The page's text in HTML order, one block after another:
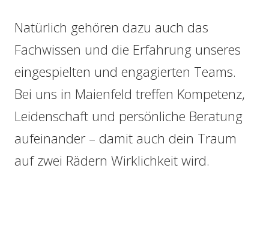
Natürlich gehören dazu auch das
Fachwissen und die Erfahrung unseres
eingespielten und engagierten Teams.
Bei uns in Maienfeld treffen Kompetenz,
Leidenschaft und persönliche Beratung
aufeinander – damit auch dein Traum
auf zwei Rädern Wirklichkeit wird.